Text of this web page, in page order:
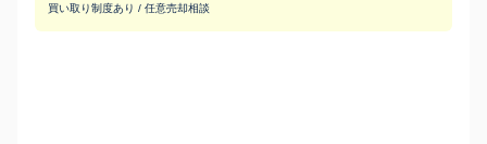
買い取り制度あり / 任意売却相談